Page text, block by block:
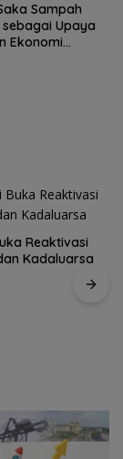
Sampah
Upaya
Ekonomi